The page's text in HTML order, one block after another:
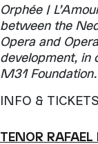
Orphée |
between the
Opera and
development, in
M31 Foundation.
INFO &
TENOR RAFAEL